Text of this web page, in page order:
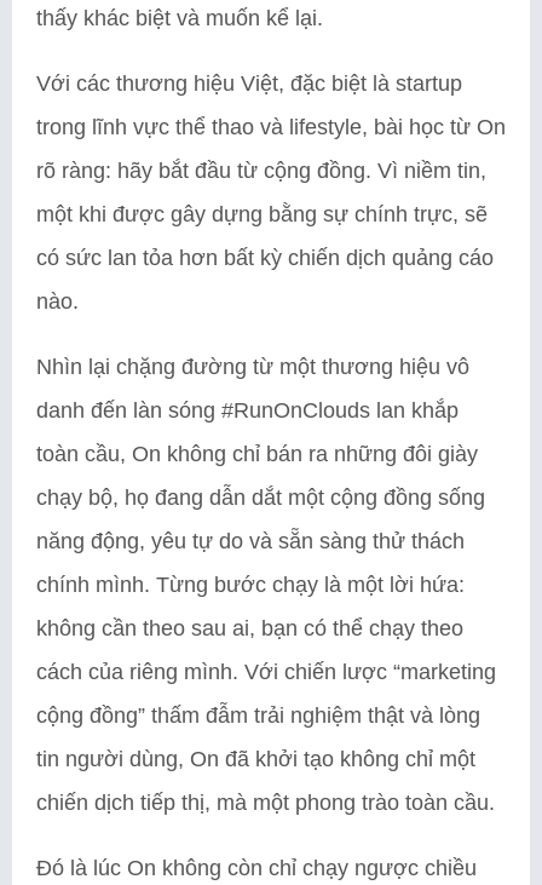
thấy khác biệt và muốn kể lại.
Với các thương hiệu Việt, đặc biệt là startup
trong lĩnh vực thể thao và lifestyle, bài học từ On
rõ ràng: hãy bắt đầu từ cộng đồng. Vì niềm tin,
một khi được gây dựng bằng sự chính trực, sẽ
có sức lan tỏa hơn bất kỳ chiến dịch quảng cáo
nào.
Nhìn lại chặng đường từ một thương hiệu vô
danh đến làn sóng #RunOnClouds lan khắp
toàn cầu, On không chỉ bán ra những đôi giày
chạy bộ, họ đang dẫn dắt một cộng đồng sống
năng động, yêu tự do và sẵn sàng thử thách
chính mình. Từng bước chạy là một lời hứa:
không cần theo sau ai, bạn có thể chạy theo
cách của riêng mình. Với chiến lược “marketing
cộng đồng” thấm đẫm trải nghiệm thật và lòng
tin người dùng, On đã khởi tạo không chỉ một
chiến dịch tiếp thị, mà một phong trào toàn cầu.
Đó là lúc On không còn chỉ chạy ngược chiều